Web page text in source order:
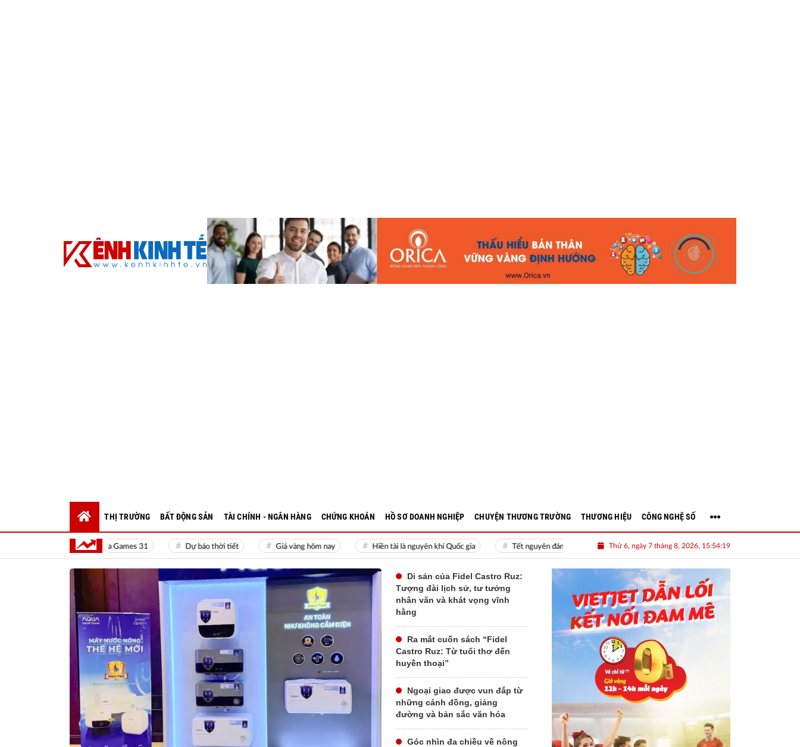
Sea Games 31 Dự báo thời tiết Giá vàng hôm nay Hiền tài là nguyên khí Quốc gia Tết nguyên đán Nhâm Dần 2022 Nguồn nhân lực Việt
Thứ 6, ngày 7 tháng 8, 2026, 15:54:20
THỊ TRƯỜNG BẤT ĐỘNG SẢN TÀI CHÍNH - NGÂN HÀNG CHỨNG KHOÁN HỒ SƠ DOANH NGHIỆP CHUYỆN THƯƠNG TRƯỜNG THƯƠNG HIỆU CÔNG NGHỆ SỐ
Di sản của Fidel Castro Ruz:
Tượng đài lịch sử, tư tưởng
nhân văn và khát vọng vĩnh
hằng
Ra mắt cuốn sách “Fidel
Castro Ruz: Từ tuổi thơ đến
huyền thoại”
Ngoại giao được vun đắp từ
những cánh đồng, giảng
đường và bản sắc văn hóa
Góc nhìn đa chiều về nông